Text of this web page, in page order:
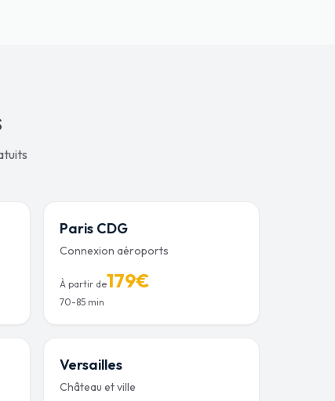
Paris CDG
Connexion aéroports
À partir de179€
70-85 min
Versailles
Château et ville